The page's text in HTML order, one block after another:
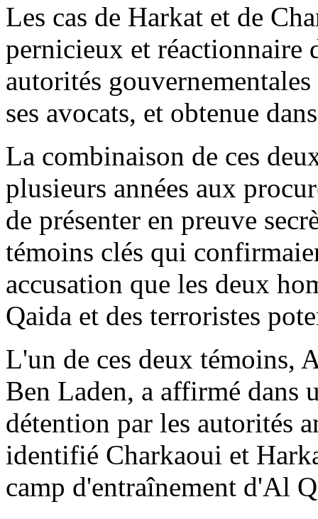
Les cas de Harkat et de
pernicieux et réactionnaire
autorités
ses avocats, et obtenue
La combinaison de ces
plusieurs années aux
de présenter en preuve
témoins clés qui
accusation que les deux
Qaida et des terroristes
L'un de ces deux témoins,
Ben Laden, a affirmé dans
détention par les autorités
identifié Charkaoui et
camp d'entraînement d'Al